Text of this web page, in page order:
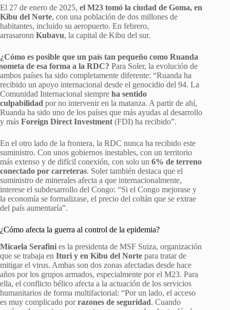
El 27 de enero de 2025, el M23 tomó la ciudad de Goma, en
Kibu del Norte, con una población de dos millones de
habitantes, incluido su aeropuerto. En febrero,
arrasaronn Kubavu, la capital de Kibu del sur.
¿Cómo es posible que un país tan pequeño como Ruanda
someta de esa forma a la RDC? Para Soler, la evolución de
ambos países ha sido completamente diferente: “Ruanda ha
recibido un apoyo internacional desde el genocidio del 94. La
Comunidad Internacional siempre ha sentido
culpabilidad por no intervenir en la matanza. A partir de ahí,
Ruanda ha sido uno de los países que más ayudas al desarrollo
y más Foreign Direct Investment(FDI) ha recibido”.
En el otro lado de la frontera, la RDC nunca ha recibido este
suministro. Con unos gobiernos inestables, con un territorio
más extenso y de difícil conexión, con solo un 6% de terreno
conectado por carreteras. Soler también destaca que el
suministro de minerales afecta a que internacionalmente,
interese el subdesarrollo del Congo: “Si el Congo mejorase y
la economía se formalizase, el precio del coltán que se extrae
del país aumentaría”.
¿Cómo afecta la guerra al control de la epidemia?
Micaela Serafini es la presidenta de MSF Suiza, organización
que se trabaja en Ituri y en Kibu del Norte para tratar de
mitigar el virus. Ambas son dos zonas afectadas desde hace
años por los grupos armados, especialmente por el M23. Para
ella, el conflicto bélico afecta a la actuación de los servicios
humanitarios de forma multifactorial: “Por un lado, el acceso
es muy complicado porrazones de seguridad. Cuando